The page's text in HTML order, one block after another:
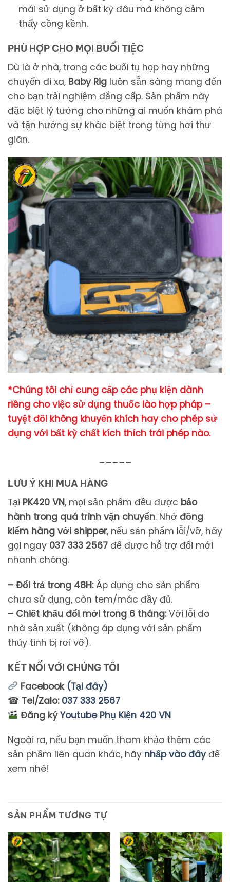
mái sử dụng ở bất kỳ đâu mà không cảm
thấy cồng kềnh.
PHÙ HỢP CHO MỌI BUỔI TIỆC
Dù là ở nhà, trong các buổi tụ họp hay những
chuyến đi xa, Baby Rig luôn sẵn sàng mang đến
cho bạn trải nghiệm đẳng cấp. Sản phẩm này
đặc biệt lý tưởng cho những ai muốn khám phá
và tận hưởng sự khác biệt trong từng hơi thư
giãn.
*Chúng tôi chỉ cung cấp các phụ kiện dành
riêng cho việc sử dụng thuốc lào hợp pháp –
tuyệt đối không khuyến khích hay cho phép sử
dụng với bất kỳ chất kích thích trái phép nào.
LƯU Ý KHI MUA HÀNG
Tại PK420 VN, mọi sản phẩm đều được bảo
hành trong quá trình vận chuyển. Nhớ đồng
kiểm hàng với shipper, nếu sản phẩm lỗi/vỡ, hãy
gọi ngay 037 333 2567 để được hỗ trợ đổi mới
nhanh chóng.
– Đổi trả trong 48H:Áp dụng cho sản phẩm
chưa sử dụng, còn tem/mác đầy đủ.
– Chiết khấu đổi mới trong 6 tháng:Với lỗi do
nhà sản xuất (không áp dụng với sản phẩm
thủy tinh bị rơi vỡ).
KẾT NỐI VỚI CHÚNG TÔI
Facebook(Tại đây)
☎ Tel/Zalo: 037 333 2567
Đăng kýYoutube Phụ Kiện 420 VN
Ngoài ra, nếu bạn muốn tham khảo thêm các
sản phẩm liên quan khác, hãy nhấp vào đâyđể
xem nhé!
SẢN PHẨM TƯƠNG TỰ